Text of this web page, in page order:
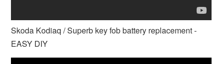
Skoda Kodiaq / Superb key fob battery replacement -
EASY DIY